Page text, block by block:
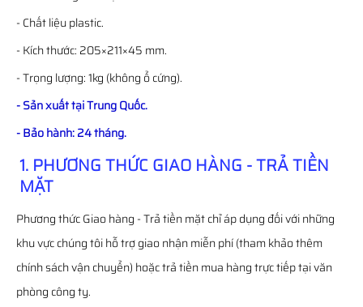
- Chất liệu plastic.
- Kích thước: 205×211×45 mm.
- Trọng lượng: 1kg (không ổ cứng).
- Sản xuất tại Trung Quốc.
- Bảo hành: 24 tháng.
1. PHƯƠNG THỨC GIAO HÀNG - TRẢ TIỀN
MẶT
Phương thức Giao hàng - Trả tiền mặt chỉ áp dụng đối với những
khu vực chúng tôi hỗ trợ giao nhận miễn phí (tham khảo thêm
chính sách vận chuyển) hoặc trả tiền mua hàng trực tiếp tại văn
phòng công ty.